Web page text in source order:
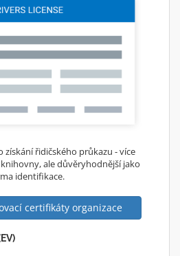
získání řidičského průkazu - více
ale důvěryhodnější jako
identifikace.
certifikáty organizace